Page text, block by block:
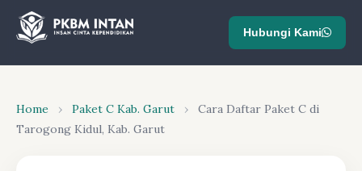
Hubungi Kami
Home › Paket C Kab. Garut ›
Cara Daftar Paket C di
Tarogong Kidul, Kab. Garut